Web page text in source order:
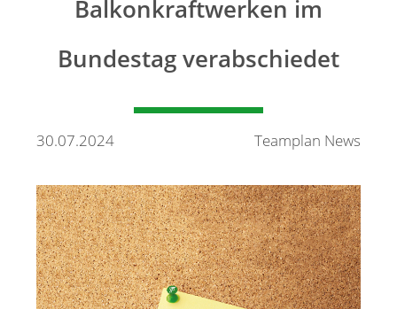
Unternehmen
Kontakt
Merkzettel
Balkonkraftwerken im
Bundestag verabschiedet
30.07.2024 Teamplan News